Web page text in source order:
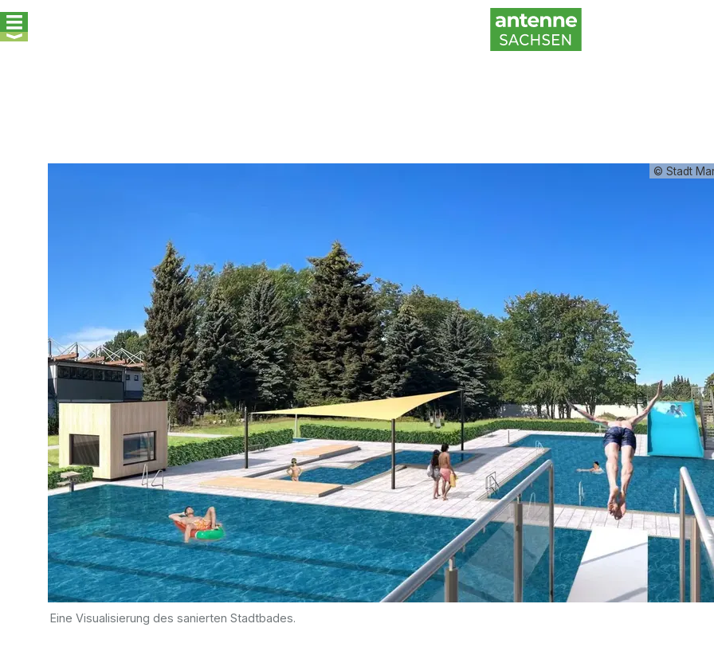
© Stadt
Eine Visualisierung des sanierten Stadtbades.